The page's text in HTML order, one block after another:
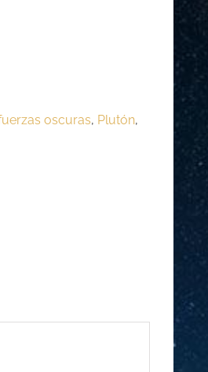
oscuras, Plutón,